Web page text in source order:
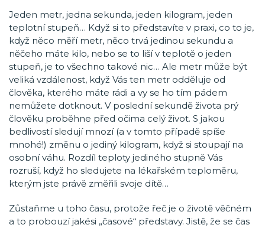
Jeden metr, jedna sekunda, jeden kilogram, jeden
teplotní stupeň… Když si to představíte v praxi, co to je,
když něco měří metr, něco trvá jedinou sekundu a
něčeho máte kilo, nebo se to liší v teplotě o jeden
stupeň, je to všechno takové nic… Ale metr může být
veliká vzdálenost, když Vás ten metr odděluje od
člověka, kterého máte rádi a vy se ho tím pádem
nemůžete dotknout. V poslední sekundě života prý
člověku proběhne před očima celý život. S jakou
bedlivostí sledují mnozí (a v tomto případě spíše
mnohé!) změnu o jediný kilogram, když si stoupají na
osobní váhu. Rozdíl teploty jediného stupně Vás
rozruší, když ho sledujete na lékařském teploměru,
kterým jste právě změřili svoje dítě…
Zůstaňme u toho času, protože řeč je o životě věčném
a to probouzí jakési „časové“ představy. Jistě, že se čas